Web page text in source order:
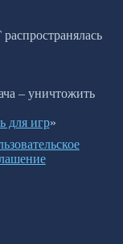
– уничтожить
для игр»